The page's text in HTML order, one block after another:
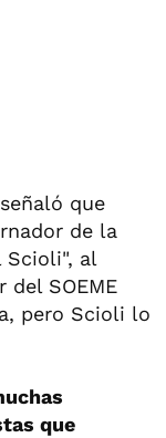
que
de la
Scioli", al
SOEME
pero Scioli lo
que